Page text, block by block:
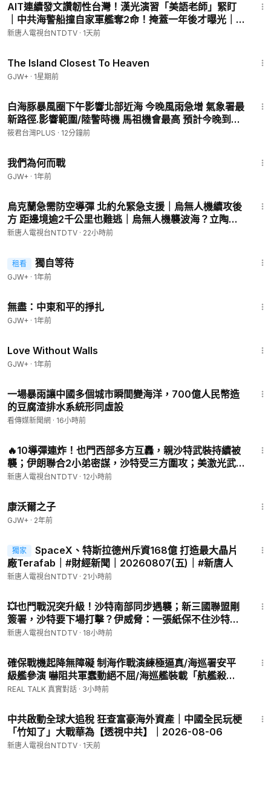
AIT連續發文讚韌性台灣！漢光演習「美語老師」緊盯
｜中共海警船撞自家軍艦奪2命！掩蓋一年後才曝光｜
20260807(五)｜新唐人電視台
新唐人電視台NTDTV · 1天前
The Island Closest To Heaven
GJW+ · 1星期前
白海豚暴風圈下午影響北部近海 今晚風雨急增 氣象署最
新路徑.影響範圍/陸警時機 馬祖機會最高 預計今晚到9
日上午
筱君台灣PLUS · 12分鐘前
我們為何而戰
GJW+ · 1年前
烏克蘭急需防空導彈 北約允緊急支援｜烏無人機續攻後
方 距邊境逾2千公里也難逃｜烏無人機襲波海？立陶宛
指莫斯科策動「假旗行動」嫁禍｜國際新聞｜
新唐人電視台NTDTV · 22小時前
租看 獨自等待
GJW+ · 1年前
無盡：中東和平的掙扎
GJW+ · 1年前
Love Without Walls
GJW+ · 1年前
一場暴雨讓中國多個城市瞬間變海洋，700億人民幣造
的豆腐渣排水系統形同虛設
看傳媒新聞網 · 16小時前
🔥10導彈連炸！也門西部多方互轟，親沙特武裝持續被
襲；伊朗聯合2小弟密謀，沙特受三方圍攻；美激光武
器終於來了！伊朗石油島破紀錄斷出口一週，狂損9億
新唐人電視台NTDTV · 12小時前
康沃爾之子
GJW+ · 2年前
獨家
SpaceX、特斯拉德州斥資168億 打造最大晶片
廠Terafab｜#財經新聞｜20260807(五)｜#新唐人
新唐人電視台NTDTV · 21小時前
💥也門戰況突升級！沙特南部同步遇襲；新三國聯盟剛
簽署，沙特要下場打擊？伊威脅：一張紙保不住沙特！
莫斯科突傳神秘巨響；烏克蘭無人艇化身「航母」！河
新唐人電視台NTDTV · 18小時前
確保戰機起降無障礙 制海作戰演練極逼真/海巡署安平
級艦參演 嚇阻共軍蠢動絕不屈/海巡艦裝載「航艦殺
手」超音速飛彈 驗證平戰轉換高效率/海軍布雷艇裝載
REAL TALK 真實對話 · 3小時前
中共啟動全球大追稅 狂查富豪海外資產｜中國全民玩梗
「竹知了」大戰華為【透視中共】｜2026-08-06
新唐人電視台NTDTV · 1天前